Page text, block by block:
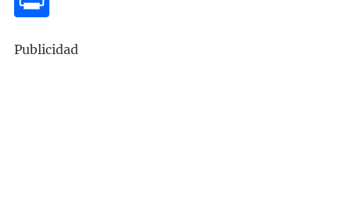
Publicidad